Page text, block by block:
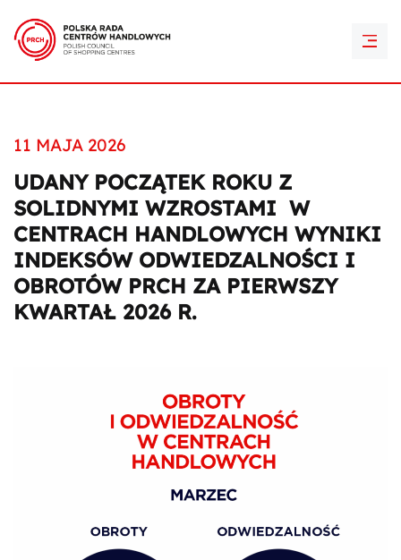
11 MAJA 2026
UDANY POCZĄTEK ROKU Z
SOLIDNYMI WZROSTAMI W
CENTRACH HANDLOWYCH WYNIKI
INDEKSÓW ODWIEDZALNOŚCI I
OBROTÓW PRCH ZA PIERWSZY
KWARTAŁ 2026 R.